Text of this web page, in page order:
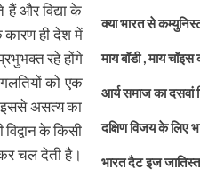
और विद्या के
ही देश में
रहे होंगे
को एक
इससे असत्य का
के किसी
चल देती है।
क्या भारत से
माय बॉडी , माय
आर्य समाज का दसवां
दक्षिण विजय के लिए
भारत दैट इज